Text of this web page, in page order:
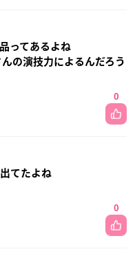
ってあるよね
の演技力によるんだろう
0
てたよね
0